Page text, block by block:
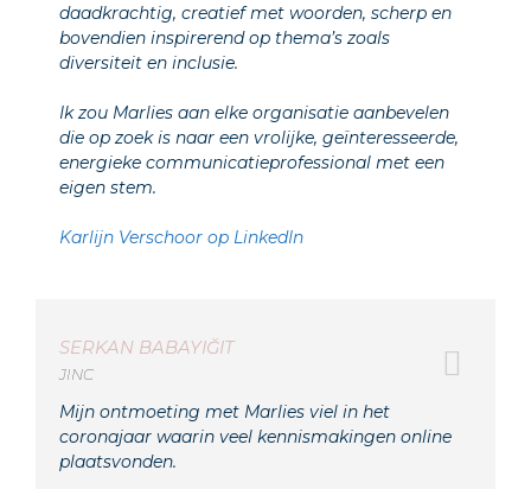
daadkrachtig, creatief met woorden, scherp en
bovendien inspirerend op thema’s zoals
diversiteit en inclusie.
Ik zou Marlies aan elke organisatie aanbevelen
die op zoek is naar een vrolijke, geïnteresseerde,
energieke communicatieprofessional met een
eigen stem.
Karlijn Verschoor op LinkedIn
SERKAN BABAYIĞIT
JINC
Mijn ontmoeting met Marlies viel in het
coronajaar waarin veel kennismakingen online
plaatsvonden.